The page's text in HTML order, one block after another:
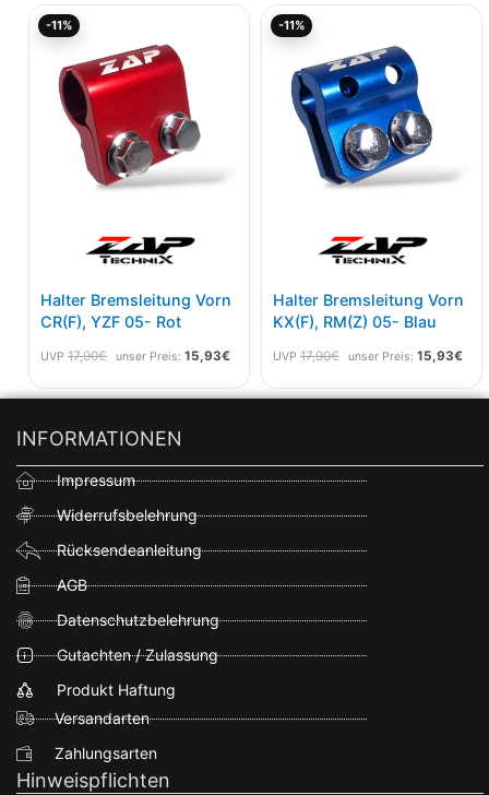
-11%
Halter Bremsleitung Vorn
CR(F), YZF 05- Rot
UVP 17,90€
17,90€
unser Preis: 15,93€
Aktueller
-11%
Halter Bremsleitung Vorn
KX(F), RM(Z) 05- Blau
UVP 17,90€
17,90€
unser Preis: 15,93€
INFORMATIONEN
Impressum
Widerrufsbelehrung
Rücksendeanleitung
AGB
Datenschutzbelehrung
Gutachten / Zulassung
Produkt Haftung
Versandarten
Zahlungsarten
Hinweispflichten